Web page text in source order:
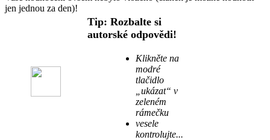
jen jednou za den)!
Tip: Rozbalte si
autorské odpovědi!
Klikněte na
modré
tlačidlo
„ukázat“ v
zeleném
rámečku
vesele
kontrolujte...